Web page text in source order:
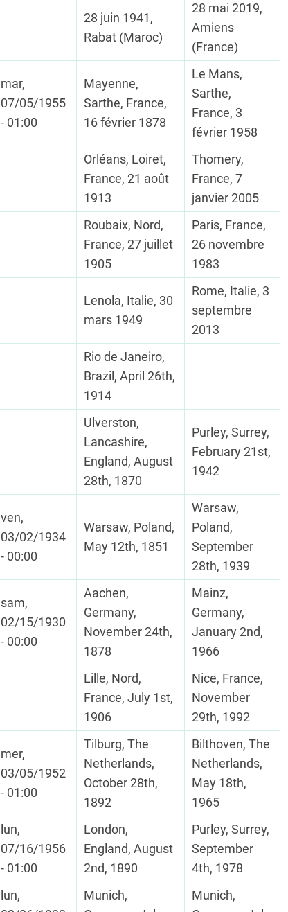
28 juin 1941,
Rabat (Maroc)
28 mai 2019,
Amiens
(France)
mar,
07/05/1955
- 01:00
Mayenne,
Sarthe, France,
16 février 1878
Le Mans,
Sarthe,
France, 3
février 1958
Orléans, Loiret,
France, 21 août
1913
Thomery,
France, 7
janvier 2005
Roubaix, Nord,
France, 27 juillet
1905
Paris, France,
26 novembre
1983
Lenola, Italie, 30
mars 1949
Rome, Italie, 3
septembre
2013
Rio de Janeiro,
Brazil, April 26th,
1914
Ulverston,
Lancashire,
England, August
28th, 1870
Purley, Surrey,
February 21st,
1942
ven,
03/02/1934
- 00:00
Warsaw, Poland,
May 12th, 1851
Warsaw,
Poland,
September
28th, 1939
sam,
02/15/1930
- 00:00
Aachen,
Germany,
November 24th,
1878
Mainz,
Germany,
January 2nd,
1966
Lille, Nord,
France, July 1st,
1906
Nice, France,
November
29th, 1992
mer,
03/05/1952
- 01:00
Tilburg, The
Netherlands,
October 28th,
1892
Bilthoven, The
Netherlands,
May 18th,
1965
lun,
07/16/1956
- 01:00
London,
England, August
2nd, 1890
Purley, Surrey,
September
4th, 1978
lun,
Munich,
Munich,